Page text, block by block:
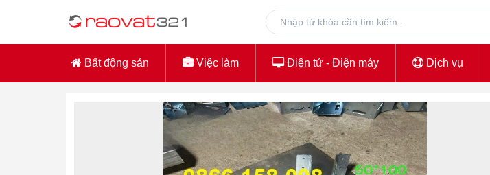
Bất động sản Việc làm Điện tử - Điện máy Dịch vụ